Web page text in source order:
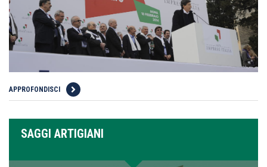
APPROFONDISCI
SAGGI ARTIGIANI